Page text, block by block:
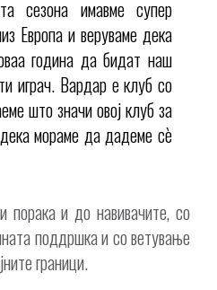
сезона имавме супер
Европа и веруваме дека
година да бидат наш
играч. Вардар е клуб со
што значи овој клуб за
мораме да дадеме сè
порака и до навивачите, со
поддршка и со ветување
граници.